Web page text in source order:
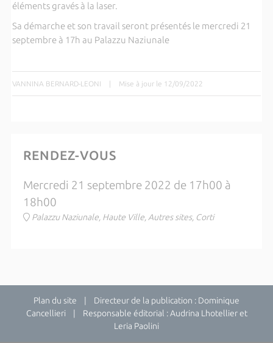
éléments gravés à la laser.
Sa démarche et son travail seront présentés le mercredi 21
septembre à 17h au Palazzu Naziunale
VANNINA BERNARD-LEONI | Mise à jour le 12/09/2022
RENDEZ-VOUS
Mercredi 21 septembre 2022 de 17h00 à
18h00
Palazzu Naziunale, Haute Ville, Autres sites, Corti
Plan du site | Directeur de la publication : Dominique
Cancellieri | Responsable éditorial : Audrina Lhotellier et
Leria Paolini